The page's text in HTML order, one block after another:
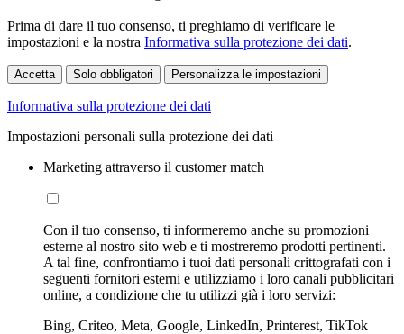
Prima di dare il tuo consenso, ti preghiamo di verificare le
impostazioni e la nostra Informativa sulla protezione dei dati.
Accetta Solo obbligatori Personalizza le impostazioni
Informativa sulla protezione dei dati
Impostazioni personali sulla protezione dei dati
Marketing attraverso il customer match
Con il tuo consenso, ti informeremo anche su promozioni
esterne al nostro sito web e ti mostreremo prodotti pertinenti.
A tal fine, confrontiamo i tuoi dati personali crittografati con i
seguenti fornitori esterni e utilizziamo i loro canali pubblicitari
online, a condizione che tu utilizzi già i loro servizi:
Bing, Criteo, Meta, Google, LinkedIn, Printerest, TikTok